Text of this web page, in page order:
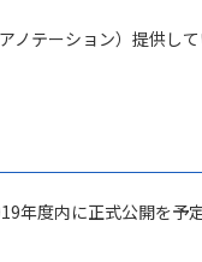
テーション）提供して
年度内に正式公開を予